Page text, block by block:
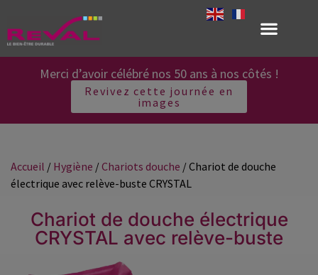
Merci d’avoir célébré nos 50 ans à nos côtés !
Revivez cette journée en
images
Accueil / Hygiène /Chariots douche / Chariot de douche
électrique avec relève-buste CRYSTAL
Chariot de douche électrique
CRYSTAL avec relève-buste